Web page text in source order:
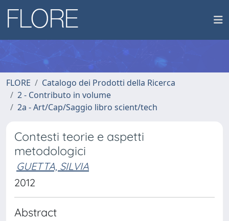
FLORE
Catalogo dei Prodotti della Ricerca
2 - Contributo in volume
2a - Art/Cap/Saggio libro scient/tech
Contesti teorie e aspetti
metodologici
GUETTA, SILVIA
2012
Abstract